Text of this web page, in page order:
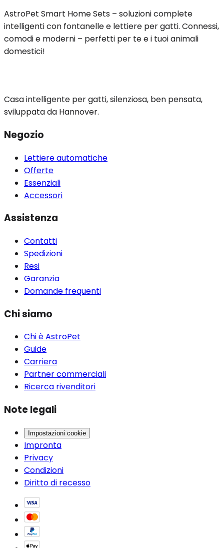
AstroPet Smart Home Sets – soluzioni complete
intelligenti con fontanelle e lettiere per gatti. Connessi,
comodi e moderni – perfetti per te e i tuoi animali
domestici!
Casa intelligente per gatti, silenziosa, ben pensata,
sviluppata da Hannover.
Negozio
Lettiere automatiche
Offerte
Essenziali
Accessori
Assistenza
Contatti
Spedizioni
Resi
Garanzia
Domande frequenti
Chi siamo
Chi è AstroPet
Guide
Carriera
Partner commerciali
Ricerca rivenditori
Note legali
Impostazioni cookie
Impronta
Privacy
Condizioni
Diritto di recesso